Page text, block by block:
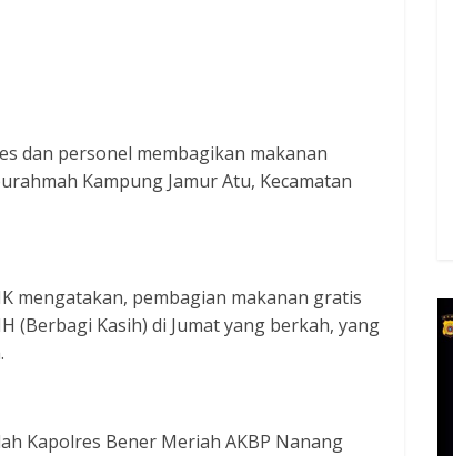
dan personel membagikan makanan
Kampung Jamur Atu, Kecamatan
mengatakan, pembagian makanan gratis
(Berbagi Kasih) di Jumat yang berkah, yang
Kapolres Bener Meriah AKBP Nanang